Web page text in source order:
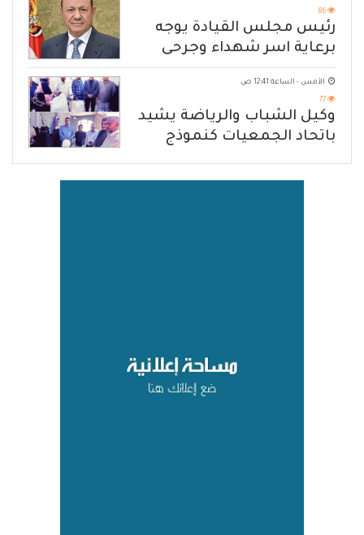
86
رئيس مجلس القيادة يوجه
برعاية اسر شهداء وجرحى
الهجوم الإرهابي الحوثي والرد
الحازم على مصدر التهديد
الأمس - الساعة 12:41 ص
77
وكيل الشباب والرياضة يشيد
باتحاد الجمعيات كنموذج